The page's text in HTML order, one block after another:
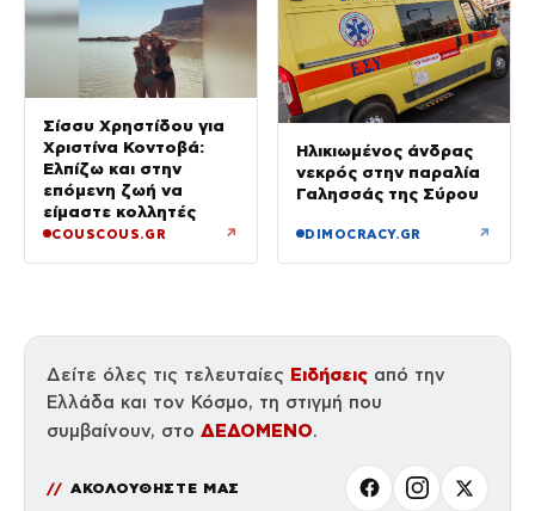
Σίσσυ Χρηστίδου για
Χριστίνα Κοντοβά:
Ελπίζω και στην
επόμενη ζωή να
είμαστε κολλητές
COUSCOUS.GR ↗
Ηλικιωμένος άνδρας
νεκρός στην παραλία
Γαλησσάς της Σύρου
DIMOCRACY.GR ↗
Δείτε όλες τις τελευταίες Ειδήσεις από την
Ελλάδα και τον Κόσμο, τη στιγμή που
συμβαίνουν, στο ΔΕΔΟΜΕΝΟ.
ΑΚΟΛΟΥΘΗΣΤΕ ΜΑΣ